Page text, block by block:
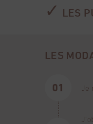
Relier
✓ LES
Aucun
EN SAVOIR
LES